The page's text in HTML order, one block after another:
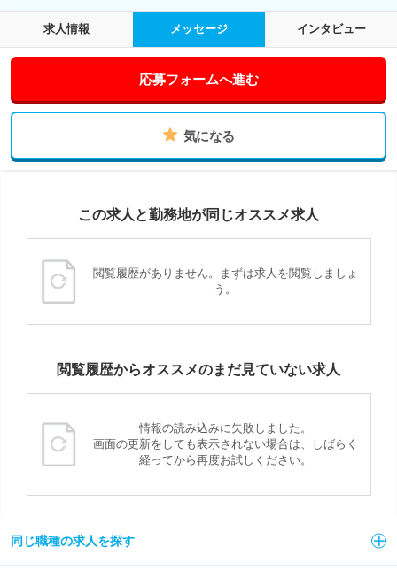
求人情報 メッセージ インタビュー
応募フォームへ進む
気になる
この求人と勤務地が同じオススメ求人
閲覧履歴がありません。まずは求人を閲覧しましょ
う。
閲覧履歴からオススメのまだ見ていない求人
情報の読み込みに失敗しました。
画面の更新をしても表示されない場合は、しばらく
経ってから再度お試しください。
同じ職種の求人を探す